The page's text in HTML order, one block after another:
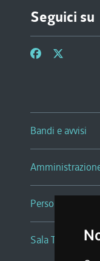
Seguici su
Bandi e avvisi
Persone e Uffici
Sala Tiziano